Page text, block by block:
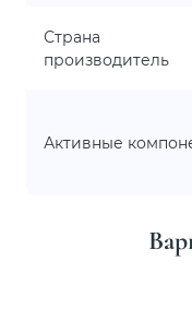
Страна
производитель
Активные